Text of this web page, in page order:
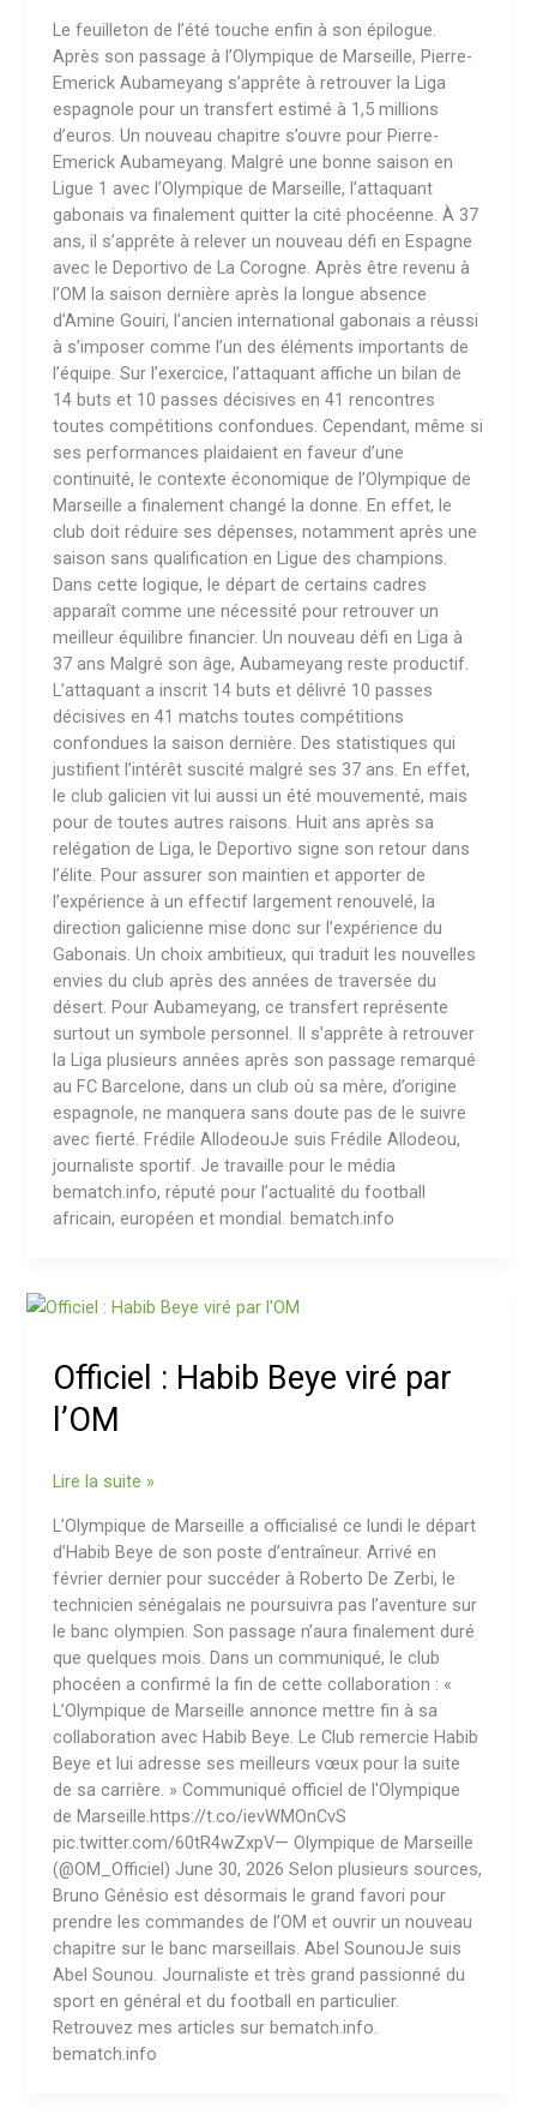
Le feuilleton de l’été touche enfin à son épilogue.
Après son passage à l’Olympique de Marseille, Pierre-
Emerick Aubameyang s’apprête à retrouver la Liga
espagnole pour un transfert estimé à 1,5 millions
d’euros. Un nouveau chapitre s’ouvre pour Pierre-
Emerick Aubameyang. Malgré une bonne saison en
Ligue 1 avec l’Olympique de Marseille, l’attaquant
gabonais va finalement quitter la cité phocéenne. À 37
ans, il s’apprête à relever un nouveau défi en Espagne
avec le Deportivo de La Corogne. Après être revenu à
l’OM la saison dernière après la longue absence
d’Amine Gouiri, l’ancien international gabonais a réussi
à s’imposer comme l’un des éléments importants de
l’équipe. Sur l’exercice, l’attaquant affiche un bilan de
14 buts et 10 passes décisives en 41 rencontres
toutes compétitions confondues. Cependant, même si
ses performances plaidaient en faveur d’une
continuité, le contexte économique de l’Olympique de
Marseille a finalement changé la donne. En effet, le
club doit réduire ses dépenses, notamment après une
saison sans qualification en Ligue des champions.
Dans cette logique, le départ de certains cadres
apparaît comme une nécessité pour retrouver un
meilleur équilibre financier. Un nouveau défi en Liga à
37 ans Malgré son âge, Aubameyang reste productif.
L’attaquant a inscrit 14 buts et délivré 10 passes
décisives en 41 matchs toutes compétitions
confondues la saison dernière. Des statistiques qui
justifient l’intérêt suscité malgré ses 37 ans. En effet,
le club galicien vit lui aussi un été mouvementé, mais
pour de toutes autres raisons. Huit ans après sa
relégation de Liga, le Deportivo signe son retour dans
l’élite. Pour assurer son maintien et apporter de
l’expérience à un effectif largement renouvelé, la
direction galicienne mise donc sur l’expérience du
Gabonais. Un choix ambitieux, qui traduit les nouvelles
envies du club après des années de traversée du
désert. Pour Aubameyang, ce transfert représente
surtout un symbole personnel. Il s’apprête à retrouver
la Liga plusieurs années après son passage remarqué
au FC Barcelone, dans un club où sa mère, d’origine
espagnole, ne manquera sans doute pas de le suivre
avec fierté. Frédile AllodeouJe suis Frédile Allodeou,
journaliste sportif. Je travaille pour le média
bematch.info, réputé pour l’actualité du football
africain, européen et mondial. bematch.info
Officiel : Habib Beye viré par
l’OM
Officiel
Beye
viré
par
Lire la suite »
L’Olympique de Marseille a officialisé ce lundi le départ
d’Habib Beye de son poste d’entraîneur. Arrivé en
février dernier pour succéder à Roberto De Zerbi, le
technicien sénégalais ne poursuivra pas l’aventure sur
le banc olympien. Son passage n’aura finalement duré
que quelques mois. Dans un communiqué, le club
phocéen a confirmé la fin de cette collaboration : «
L’Olympique de Marseille annonce mettre fin à sa
collaboration avec Habib Beye. Le Club remercie Habib
Beye et lui adresse ses meilleurs vœux pour la suite
de sa carrière. » Communiqué officiel de l'Olympique
de Marseille.https://t.co/ievWMOnCvS
pic.twitter.com/60tR4wZxpV— Olympique de Marseille
(@OM_Officiel) June 30, 2026 Selon plusieurs sources,
Bruno Génésio est désormais le grand favori pour
prendre les commandes de l’OM et ouvrir un nouveau
chapitre sur le banc marseillais. Abel SounouJe suis
Abel Sounou. Journaliste et très grand passionné du
sport en général et du football en particulier.
Retrouvez mes articles sur bematch.info.
bematch.info